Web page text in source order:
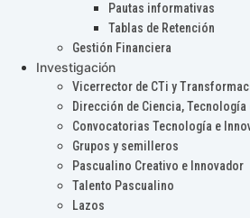
Pautas informativas
Tablas de Retención
Gestión Financiera
Investigación
Vicerrector de CTi y
Dirección de Ciencia, Tecnología
Convocatorias Tecnología e
Grupos y semilleros
Pascualino Creativo e Innovador
Talento Pascualino
Lazos